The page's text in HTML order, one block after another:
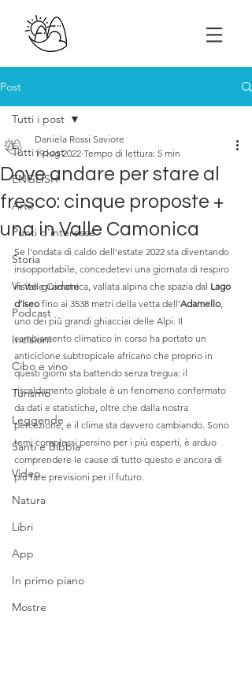
Post
Tutti i post
ENGLISH
Arte
Punti d'interesse
Storia
Visite guidate
Podcast
Incisioni
Cibo e vino
Turismo
Leggende
Santi e Bibbia
Video
Natura
Libri
App
In primo piano
Mostre
Tutti i post
Dove andare per stare al
fresco: cinque proposte +
una in Valle Camonica
Daniela Rossi Saviore
19 lug 2022 Tempo di lettura: 5 min
Se l’ondata di caldo dell’estate 2022 sta diventando
insopportabile, concedetevi una giornata di respiro
in Valle Camonica, vallata alpina che spazia dal Lago
d’Iseo fino ai 3538 metri della vetta dell’Adamello,
uno dei più grandi ghiacciai delle Alpi. Il
cambiamento climatico in corso ha portato un
anticiclone subtropicale africano che proprio in
questi giorni sta battendo senza tregua: il
riscaldamento globale è un fenomeno confermato
da dati e statistiche, oltre che dalla nostra
percezione, e il clima sta davvero cambiando. Sono
temi complessi persino per i più esperti, è arduo
comprendere le cause di tutto questo e ancora di
più fare previsioni per il futuro.